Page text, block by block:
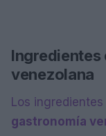
Ingredientes
venezolana
Los
gastronomía